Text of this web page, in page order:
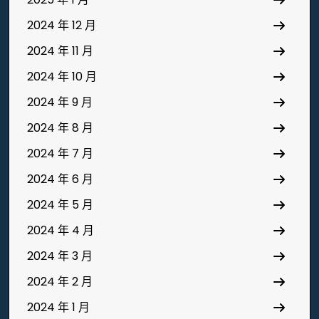
2024 年 12 月
2024 年 11 月
2024 年 10 月
2024 年 9 月
2024 年 8 月
2024 年 7 月
2024 年 6 月
2024 年 5 月
2024 年 4 月
2024 年 3 月
2024 年 2 月
2024 年 1 月